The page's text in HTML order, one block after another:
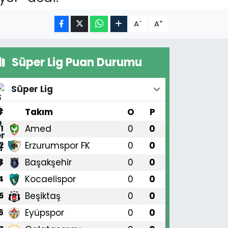
A- A+
Süper Lig Puan Durumu
Süper Lig
Takım O P
1 Amed 0 0
Erzurumspor FK 0 0
Başakşehir 0 0
Kocaelispor 0 0
Beşiktaş 0 0
Eyüpspor 0 0